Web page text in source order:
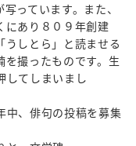
っています。また、
にあり８０９年創建
うしとら」と読ませる
を撮ったものです。生
してしまいまし
、俳句の投稿を募集